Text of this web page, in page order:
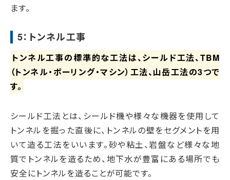
ます。
5：トンネル工事
トンネル工事の標準的な工法は、シールド工法、TBM
（トンネル・ボーリング・マシン）工法、山岳工法の3つで
す。
シールド工法とは、シールド機や様々な機器を使用して
トンネルを掘った直後に、トンネルの壁をセグメントを用
いて造る工法をいいます。砂や粘土、岩盤など様々な地
質でトンネルを造るため、地下水が豊富にある場所でも
安全にトンネルを造ることが可能です。